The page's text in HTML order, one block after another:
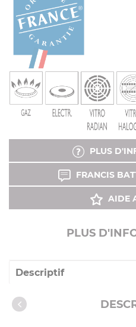
PLUS
FRANCIS
AIDE
PLUS
Descriptif
Caractéristiques